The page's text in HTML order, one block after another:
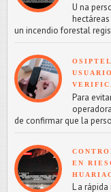
U na
un incendio forestal
Para
de confirmar que la
EN
L a